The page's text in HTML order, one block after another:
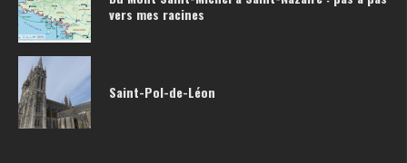
vers mes racines
Saint-Pol-de-Léon